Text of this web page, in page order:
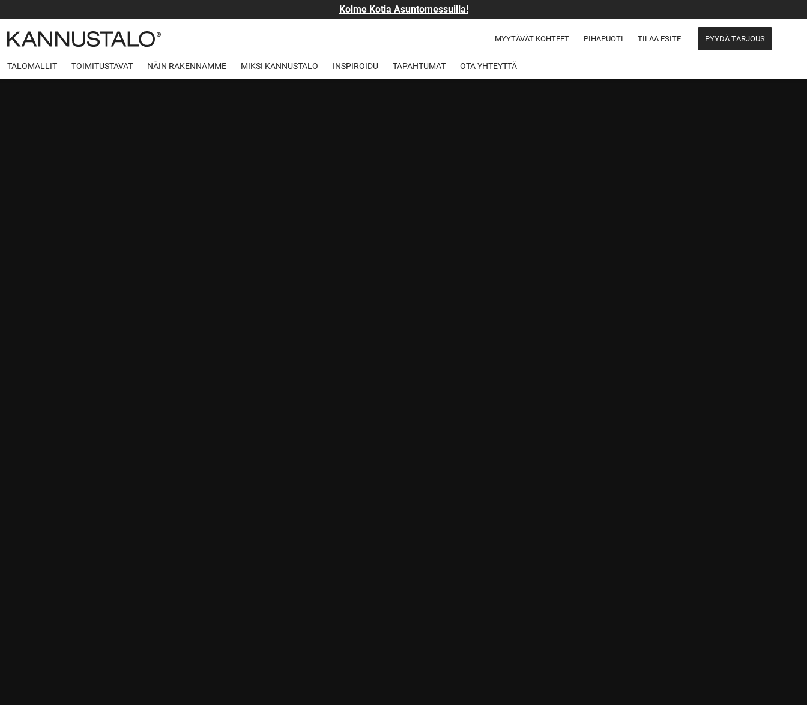
Kolme Kotia Asuntomessuilla!
MYYTÄVÄT KOHTEET PIHAPUOTI TILAA ESITE PYYDÄ TARJOUS
TALOMALLIT TOIMITUSTAVAT NÄIN RAKENNAMME MIKSI KANNUSTALO INSPIROIDU TAPAHTUMAT OTA YHTEYTTÄ